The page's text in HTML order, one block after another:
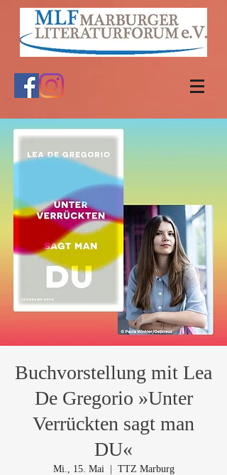
Buchvorstellung mit Lea
De Gregorio »Unter
Verrückten sagt man
DU«
Mi., 15. Mai
  |
TTZ Marburg